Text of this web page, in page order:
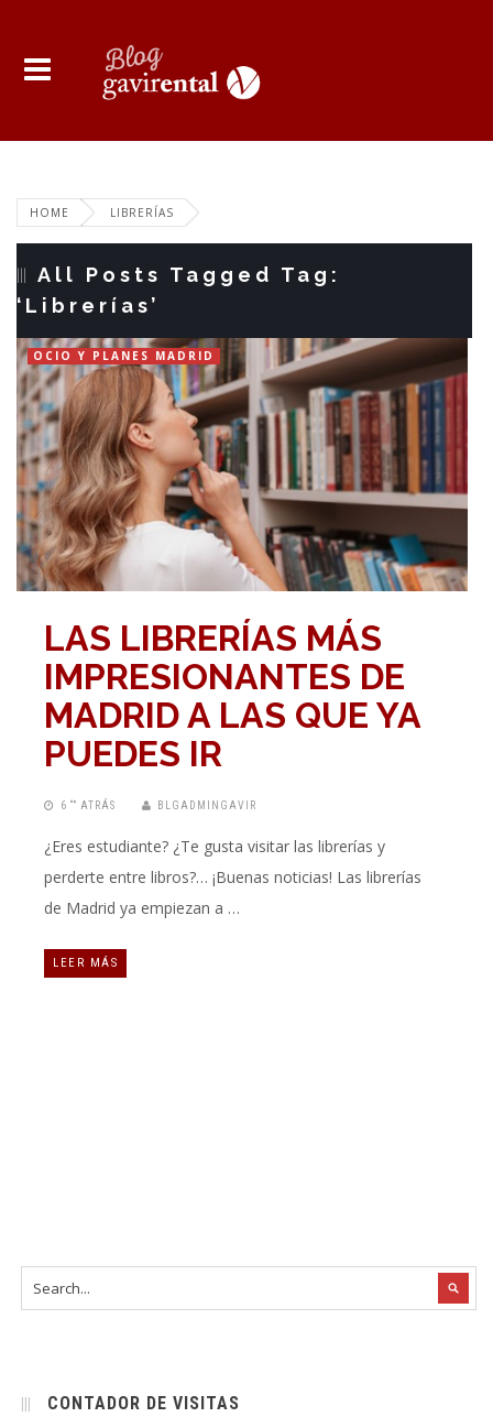
HOME LIBRERÍAS
All Posts Tagged Tag:
‘Librerías’
OCIO Y PLANES MADRID
LAS LIBRERÍAS MÁS
IMPRESIONANTES DE
MADRID A LAS QUE YA
PUEDES IR
6 “” ATRÁS BLGADMINGAVIR
¿Eres estudiante? ¿Te gusta visitar las librerías y
perderte entre libros?… ¡Buenas noticias! Las librerías
de Madrid ya empiezan a …
LEER MÁS
CONTADOR DE VISITAS